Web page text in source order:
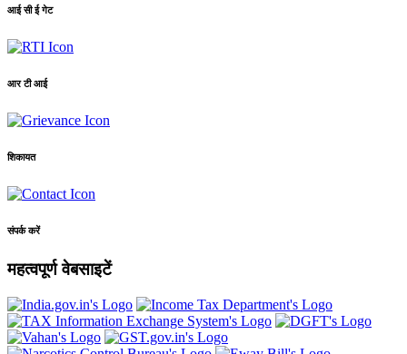
आई सी ई गेट
आर टी आई
शिकायत
संपर्क करें
महत्वपूर्ण वेबसाइटें